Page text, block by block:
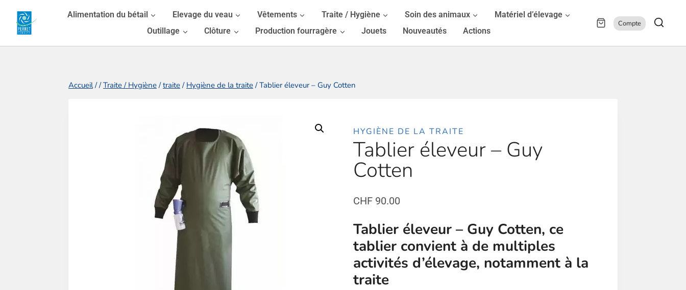
Alimentation du bétail Elevage du veau Vêtements Traite / Hygiène Soin des animaux
Matériel d’élevage
Outillage
Clôture Production fourragère Jouets Nouveautés Actions
Compte
Accueil / / Traite / Hygiène / traite / Hygiène de la traite / Tablier éleveur – Guy Cotten
HYGIÈNE DE LA TRAITE
Tablier éleveur – Guy
Cotten
CHF 90.00
Tablier éleveur – Guy Cotten, ce
tablier convient à de multiples
activités d’élevage, notamment à la
traite